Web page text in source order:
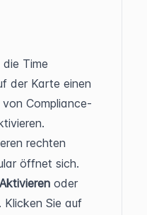
Time
der Karte einen
Compliance-
rechten
öffnet sich.
Aktivieren
Sie auf